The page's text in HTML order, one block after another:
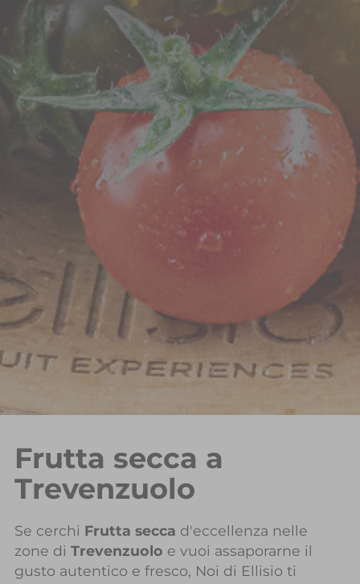
Frutta secca a
Trevenzuolo
Se cerchi Frutta secca d'eccellenza nelle
zone di Trevenzuolo e vuoi assaporarne il
gusto autentico e fresco, Noi di Ellisio ti